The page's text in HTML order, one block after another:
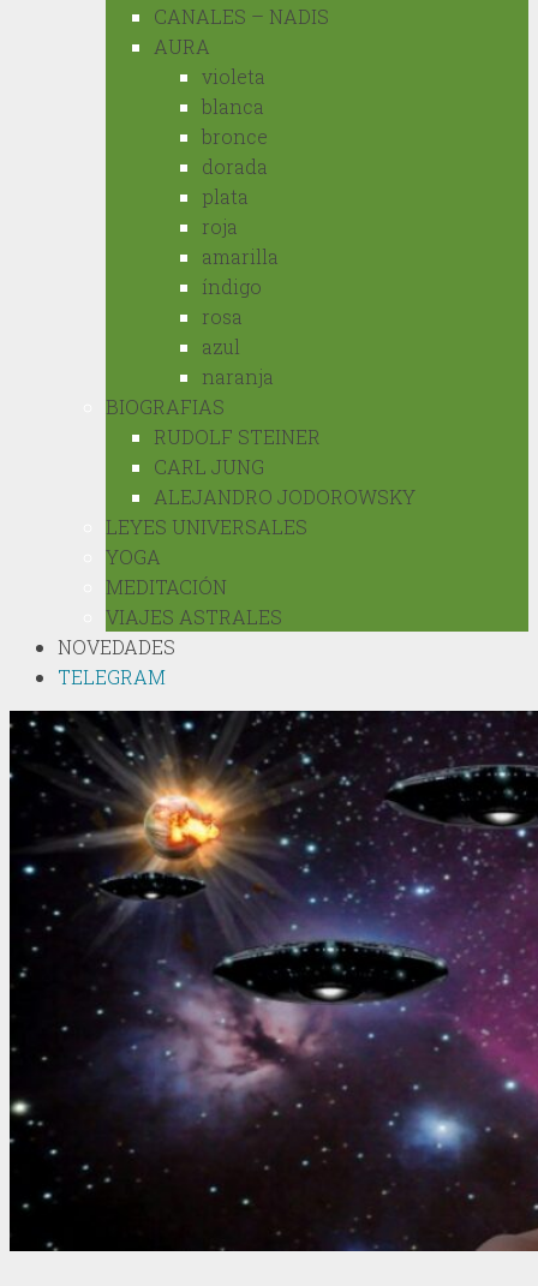
CANALES – NADIS
AURA
violeta
blanca
bronce
dorada
plata
roja
amarilla
índigo
rosa
azul
naranja
BIOGRAFIAS
RUDOLF STEINER
CARL JUNG
ALEJANDRO JODOROWSKY
LEYES UNIVERSALES
YOGA
MEDITACIÓN
VIAJES ASTRALES
NOVEDADES
TELEGRAM